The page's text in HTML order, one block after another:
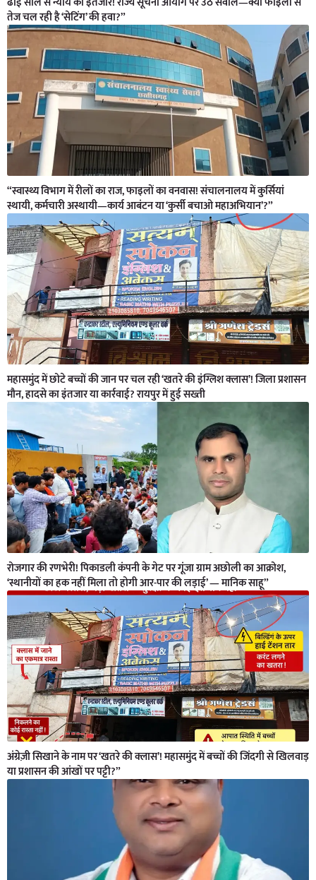
तेज चल रही है ‘सेटिंग’ की हवा?”
“स्वास्थ्य विभाग में रीलों का राज, फाइलों का वनवास! संचालनालय में कुर्सियां
स्थायी, कर्मचारी अस्थायी—कार्य आबंटन या ‘कुर्सी बचाओ महाअभियान’?”
महासमुंद में छोटे बच्चों की जान पर चल रही ‘खतरे की इंग्लिश क्लास’! जिला प्रशासन
मौन, हादसे का इंतजार या कार्रवाई? रायपुर में हुई सख्ती
रोजगार की रणभेरी! पिकाडली कंपनी के गेट पर गूंजा ग्राम अछोली का आक्रोश,
‘स्थानीयों का हक नहीं मिला तो होगी आर-पार की लड़ाई’ — मानिक साहू”
अंग्रेज़ी सिखाने के नाम पर ‘खतरे की क्लास’! महासमुंद में बच्चों की जिंदगी से खिलवाड़
या प्रशासन की आंखों पर पट्टी?”